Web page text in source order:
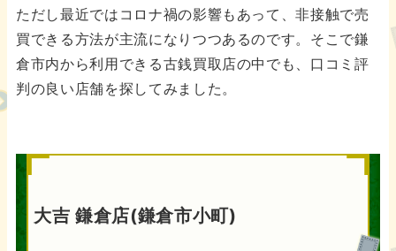
ただし最近ではコロナ禍の影響もあって、非接触で売
買できる方法が主流になりつつあるのです。そこで鎌
倉市内から利用できる古銭買取店の中でも、口コミ評
判の良い店舗を探してみました。
大吉 鎌倉店(鎌倉市小町)